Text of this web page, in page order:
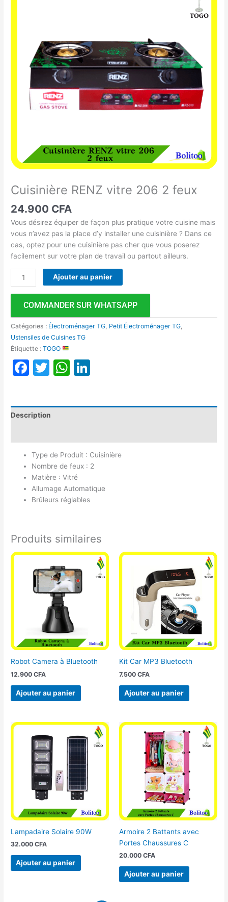
Cuisinière RENZ vitre 206 2 feux
24.900 CFA
Vous désirez équiper de façon plus pratique votre cuisine mais
vous n’avez pas la place d’y installer une cuisinière ? Dans ce
cas, optez pour une cuisinière pas cher que vous poserez
facilement sur votre plan de travail ou partout ailleurs.
Ajouter au panier
COMMANDER SUR WHATSAPP
Catégories : Électroménager TG Petit Électroménager TG
Ustensiles de Cuisines TG
Étiquette :TOGO
Facebook
TwitterWhatsApp
Description
Type de Produit : Cuisinière
Nombre de feux : 2
Matière : Vitré
Allumage Automatique
Brûleurs réglables
Produits similaires
Robot Camera à Bluetooth
12.900CFA
Ajouter au panier
Kit Car MP3 Bluetooth
7.500 CFA
Ajouter au panier
Lampadaire Solaire 90W
32.000CFA
Ajouter au panier
Armoire 2 Battants avec
Portes Chaussures C
20.000 CFA
Ajouter au panier